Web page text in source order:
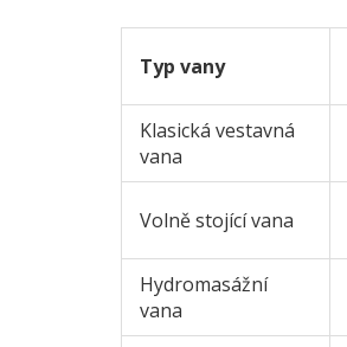
Typ vany
Klasická vestavná
vana
Volně stojící vana
Hydromasážní
vana